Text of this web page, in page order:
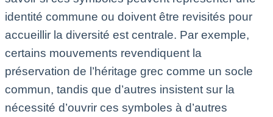
identité commune ou doivent être revisités pour
accueillir la diversité est centrale. Par exemple,
certains mouvements revendiquent la
préservation de l’héritage grec comme un socle
commun, tandis que d’autres insistent sur la
nécessité d’ouvrir ces symboles à d’autres